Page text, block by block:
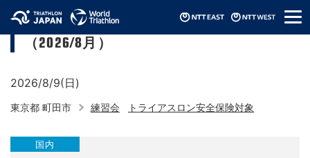
メ
ニ
町田市トライアスロン連合バイク練習会
（2026/8月）
2026/8/9(日)
東京都 町田市 練習会 トライアスロン安全保険対象
国内